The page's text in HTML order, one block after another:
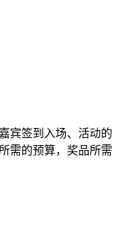
宾签到入场、活动的
需的预算，奖品所需